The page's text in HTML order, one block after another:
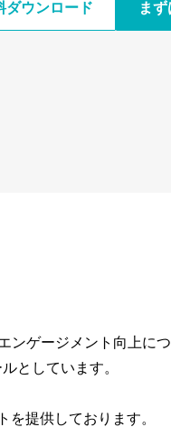
ダウンロード ま
ンゲージメント向上に
としています。
提供しております。